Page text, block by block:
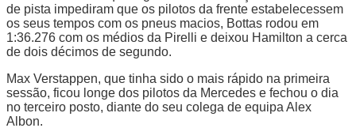
de pista impediram que os pilotos da frente estabelecessem
os seus tempos com os pneus macios, Bottas rodou em
1:36.276 com os médios da Pirelli e deixou Hamilton a cerca
de dois décimos de segundo.
Max Verstappen, que tinha sido o mais rápido na primeira
sessão, ficou longe dos pilotos da Mercedes e fechou o dia
no terceiro posto, diante do seu colega de equipa Alex
Albon.